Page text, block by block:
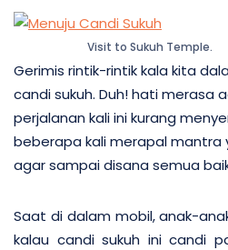
Visit to Sukuh Temple.
Gerimis rintik-rintik kala kita
candi sukuh. Duh! hati merasa
perjalanan kali ini kurang
beberapa kali merapal mantra
agar sampai disana semua
Saat di dalam mobil, anak-
kalau candi sukuh ini candi